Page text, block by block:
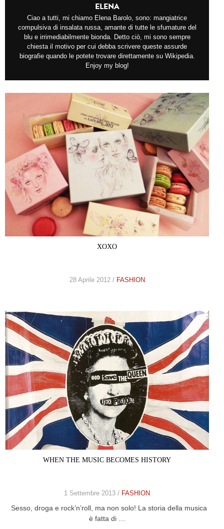
ELENA
Ciao a tutti, mi chiamo Elena Barolo, sono: mangiatrice
compulsiva di insalata russa, amante di tutte le sfumature del
blu e irrimediabilmente bionda. Detto ciò, mi sono sempre
chiesta il motivo per cui debba scrivere queste assurde
biografie quando le potete trovare direttamente su Wikipedia.
Enjoy my blog!
XOXO
28 Aprile 2012 / FASHION
WHEN THE MUSIC BECOMES HISTORY
1 Settembre 2013 / FASHION
Sesso, droga e rock’n’roll, ma non solo! La storia della musica
è fatta di …